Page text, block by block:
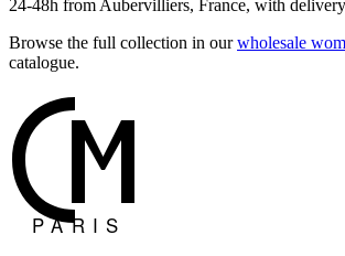
24-48h from Aubervilliers, France, with
Browse the full collection in our wholesale
catalogue.